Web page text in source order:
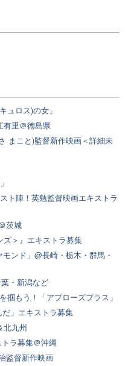
ュロス)の女」
里＠徳島県
まこと)監督新作映画＜詳細未
ト陣！英勉監督映画エキストラ
茨城
ズ＞』エキストラ募集
ンド」@長崎・栃木・群馬・
・新潟など
掴もう！「アプローズプラス」
」エキストラ募集
北九州
ラ募集＠沖縄
監督新作映画